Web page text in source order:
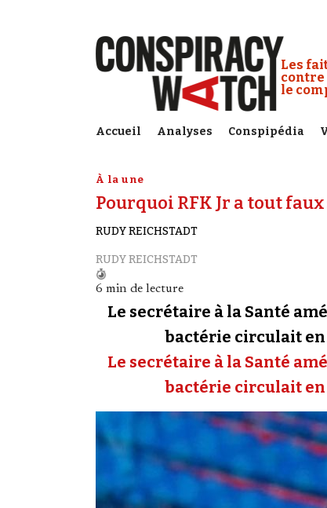
Les
contre
le
Accueil Analyses Conspipédia
À la une
Pourquoi RFK Jr a tout
RUDY REICHSTADT
RUDY REICHSTADT
6 min de lecture
Le secrétaire à la Santé
bactérie circulait en
Le secrétaire à la Santé
bactérie circulait en